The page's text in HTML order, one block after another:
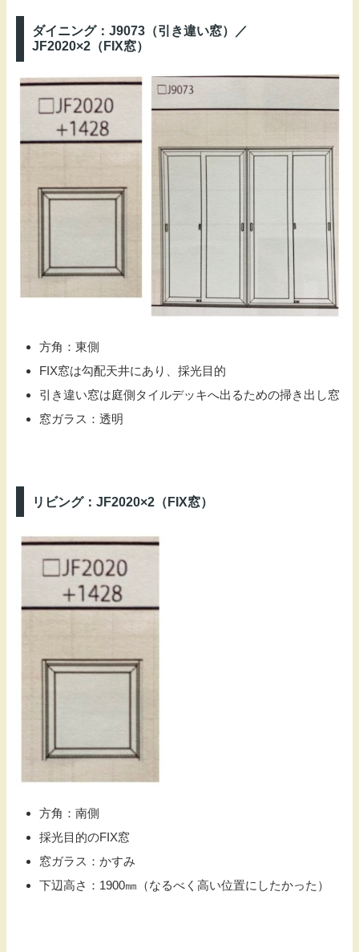
ダイニング：J9073（引き違い窓）／
JF2020×2（FIX窓）
方角：東側
FIX窓は勾配天井にあり、採光目的
引き違い窓は庭側タイルデッキへ出るための掃き出し窓
窓ガラス：透明
リビング：JF2020×2（FIX窓）
方角：南側
採光目的のFIX窓
窓ガラス：かすみ
下辺高さ：1900㎜（なるべく高い位置にしたかった）